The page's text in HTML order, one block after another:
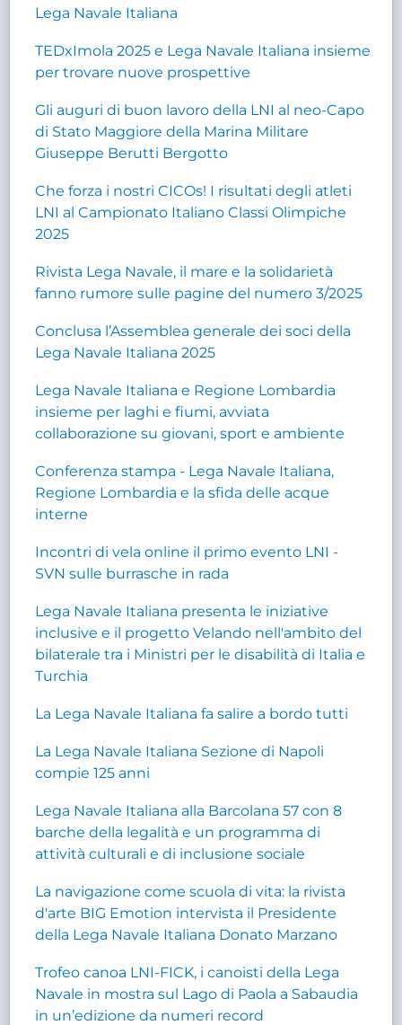
Lega Navale Italiana
TEDxImola 2025 e Lega Navale Italiana insieme
per trovare nuove prospettive
Gli auguri di buon lavoro della LNI al neo-Capo
di Stato Maggiore della Marina Militare
Giuseppe Berutti Bergotto
Che forza i nostri CICOs! I risultati degli atleti
LNI al Campionato Italiano Classi Olimpiche
2025
Rivista Lega Navale, il mare e la solidarietà
fanno rumore sulle pagine del numero 3/2025
Conclusa l’Assemblea generale dei soci della
Lega Navale Italiana 2025
Lega Navale Italiana e Regione Lombardia
insieme per laghi e fiumi, avviata
collaborazione su giovani, sport e ambiente
Conferenza stampa - Lega Navale Italiana,
Regione Lombardia e la sfida delle acque
interne
Incontri di vela online il primo evento LNI -
SVN sulle burrasche in rada
Lega Navale Italiana presenta le iniziative
inclusive e il progetto Velando nell'ambito del
bilaterale tra i Ministri per le disabilità di Italia e
Turchia
La Lega Navale Italiana fa salire a bordo tutti
La Lega Navale Italiana Sezione di Napoli
compie 125 anni
Lega Navale Italiana alla Barcolana 57 con 8
barche della legalità e un programma di
attività culturali e di inclusione sociale
La navigazione come scuola di vita: la rivista
d'arte BIG Emotion intervista il Presidente
della Lega Navale Italiana Donato Marzano
Trofeo canoa LNI-FICK, i canoisti della Lega
Navale in mostra sul Lago di Paola a Sabaudia
in un’edizione da numeri record